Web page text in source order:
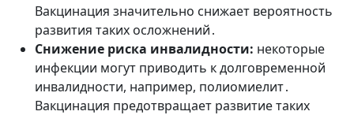
Вакцинация значительно снижает вероятность
развития таких осложнений․
Снижение риска инвалидности: некоторые
инфекции могут приводить к долговременной
инвалидности, например, полиомиелит․
Вакцинация предотвращает развитие таких